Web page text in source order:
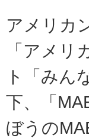
アメリカ
「アメリ
ト「みん
下、「
ぼうの